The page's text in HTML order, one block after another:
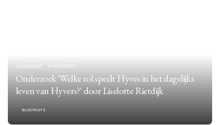
24/09/2007 4 MIN READ
Onderzoek 'Welke rol speelt Hyves in het dagelijks
leven van Hyvers?' door Liselotte Rietdijk
BLOGPOSTS